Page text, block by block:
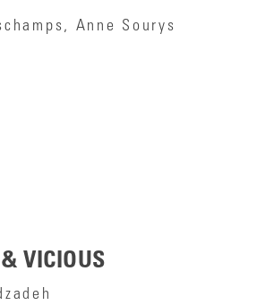
Anne Sourys
VICIOUS